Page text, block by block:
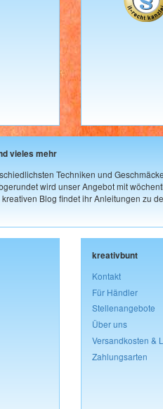
vieles mehr
Techniken und
wird unser Angebot mit
Blog findet ihr Anleitungen zu
kreativbunt
Kontakt
Für Händler
Stellenangebote
Über uns
Versandkosten &
Zahlungsarten